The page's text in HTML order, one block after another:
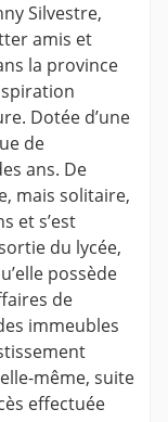
Silvestre,
amis et
la province
Dotée d’une
de
ans. De
mais solitaire,
et s’est
du lycée,
possède
de
immeubles
même, suite
effectuée